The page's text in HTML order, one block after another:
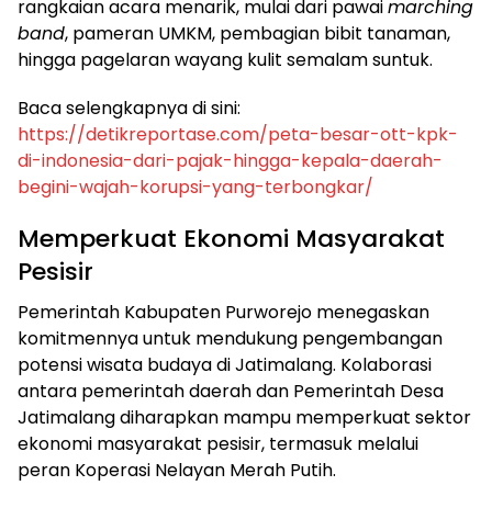
rangkaian acara menarik, mulai dari pawaimarching
band, pameran UMKM, pembagian bibit tanaman,
hingga pagelaran wayang kulit semalam suntuk.
​Baca selengkapnya di sini:
https://detikreportase.com/peta-besar-ott-kpk-
di-indonesia-dari-pajak-hingga-kepala-daerah-
begini-wajah-korupsi-yang-terbongkar/
​Memperkuat Ekonomi Masyarakat
Pesisir
​Pemerintah Kabupaten Purworejo menegaskan
komitmennya untuk mendukung pengembangan
potensi wisata budaya di Jatimalang. Kolaborasi
antara pemerintah daerah dan Pemerintah Desa
Jatimalang diharapkan mampu memperkuat sektor
ekonomi masyarakat pesisir, termasuk melalui
peran Koperasi Nelayan Merah Putih.